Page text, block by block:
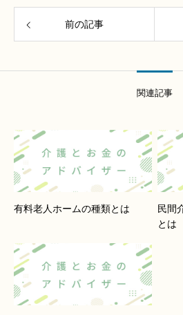
前の記事
関連記事
有料老人ホームの種類とは
民間
とは